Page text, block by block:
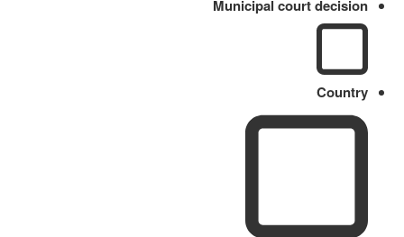
Municipal court decision
Country